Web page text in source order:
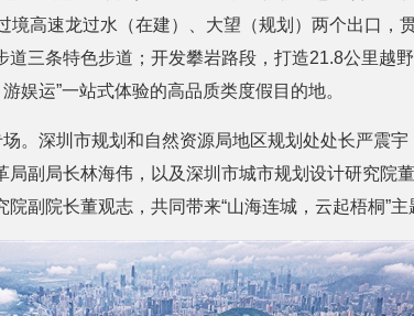
高速龙过水（在建）、大望（规划）两个出口，
三条特色步道；开发攀岩路段，打造21.8公里越
娱运”一站式体验的高品质类度假目的地。
。深圳市规划和自然资源局地区规划处处长严震
副局长林海伟，以及深圳市城市规划设计研究院
副院长董观志，共同带来“山海连城，云起梧桐”主